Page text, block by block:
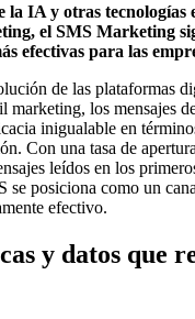
la IA y otras tecnologías
el SMS Marketing
efectivas para las
de las plataformas
marketing, los mensajes
inigualable en
Con una tasa de
leídos en los
se posiciona como un
efectivo.
y datos que